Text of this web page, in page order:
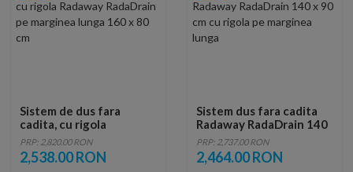
Sistem de dus fara
cadita, cu rigola
Radaway RadaDrain pe
marginea lunga 160 x 80
cm
PRP: 2,820.00 RON
2,538.00 RON
Sistem dus fara cadita
Radaway RadaDrain 140
x 90 cm cu rigola pe
marginea lunga
PRP: 2,737.00 RON
2,464.00 RON